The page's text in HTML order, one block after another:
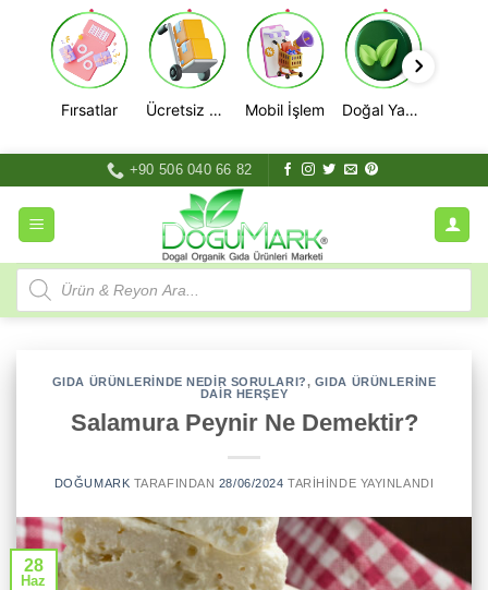
Fırsatlar Ücretsiz Kargo Mobil İşlem Doğal Yaşam
+90 506 040 66 82
Products
search
GIDA ÜRÜNLERINDE NEDIR SORULARI?, GIDA ÜRÜNLERINE
DAIR HERŞEY
Salamura Peynir Ne Demektir?
DOĞUMARK TARAFINDAN 28/06/2024 TARIHINDE YAYINLANDI
28
Haz